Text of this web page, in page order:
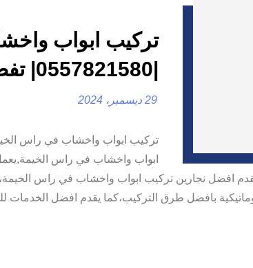
تركيب ابواب
|0557821580| تفصيل ابواب
29 ديسمبر، 2024
ابواب واخشاب في راس
افضل نجارين تركيب ابواب واخشاب في راس
بافضل طرق التركيب،كما يقدم افضل الخدمات